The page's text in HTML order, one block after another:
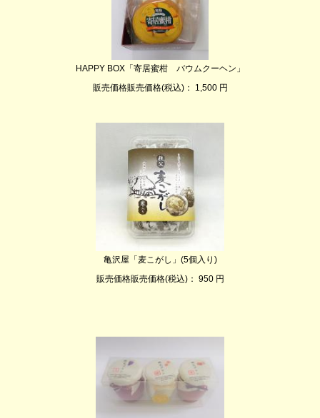
HAPPY BOX「寄居蜜柑 バウムクーヘン」
販売価格販売価格(税込)： 1,500 円
亀沢屋「麦こがし」(5個入り)
販売価格販売価格(税込)： 950 円